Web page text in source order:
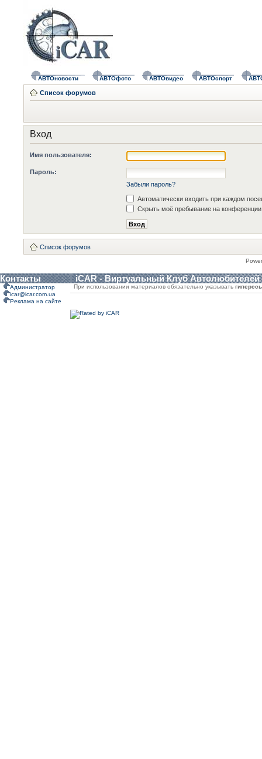
АВТОновости АВТОфото АВТОвидео АВТОспорт
Список форумов
Вход
Имя пользователя:
Пароль:
Забыли пароль?
Автоматически входить при каждом
Скрыть моё пребывание на конференции
Список форумов
Контакты iCAR - Виртуальный Клуб Автолюбителей
Администратор
icar@icar.com.ua
Реклама на сайте
При использовании материалов обязательно указывать